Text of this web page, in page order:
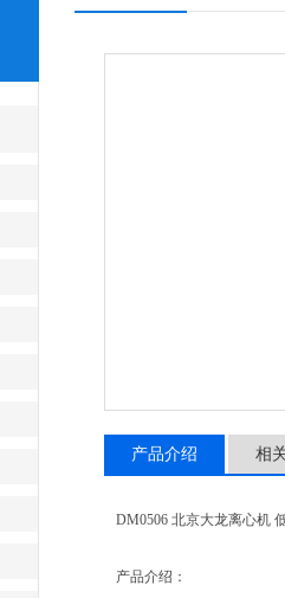
产品介绍 相
DM0506 北京大龙离心机
产品介绍：